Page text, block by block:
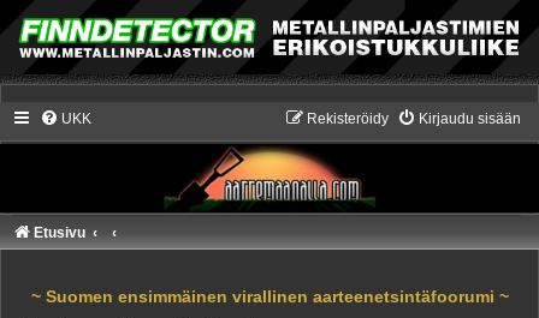
UKK Kirjaudu sisään
Rekisteröidy
Etusivu
~ Suomen ensimmäinen virallinen aarteenetsintäfoorumi ~